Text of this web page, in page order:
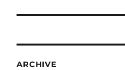
ARCHIVE